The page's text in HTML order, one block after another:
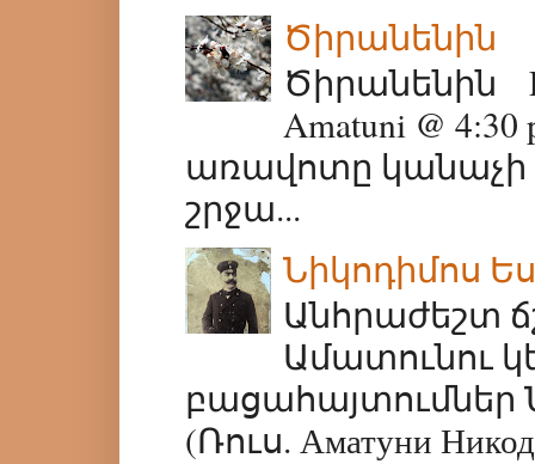
Ծիրանենին
Ծիրանենին
Amatuni @
առավոտը կանաչի
շրջա...
Նիկոդիմոս
Անհրաժեշտ
Ամատունու
բացահայտումներ
(Ռուս. Аматуни